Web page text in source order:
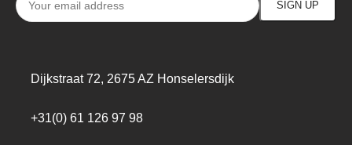
Dijkstraat 72, 2675 AZ Honselersdijk
+31(0) 61 126 97 98